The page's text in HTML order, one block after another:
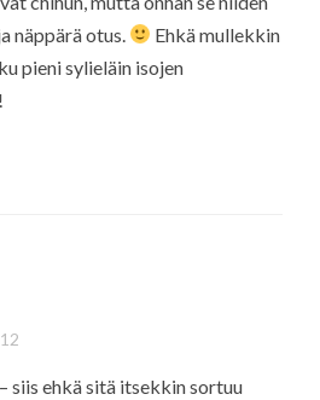
näppärä otus.
Ehkä mullekkin
pieni sylieläin isojen
siis ehkä sitä itsekkin sortuu